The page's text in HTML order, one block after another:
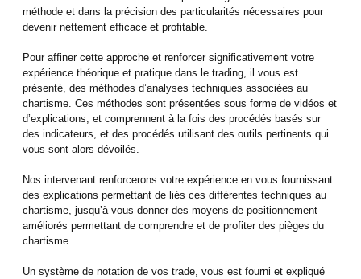
méthode et dans la précision des particularités nécessaires pour
devenir nettement efficace et profitable.
Pour affiner cette approche et renforcer significativement votre
expérience théorique et pratique dans le trading, il vous est
présenté, des méthodes d’analyses techniques associées au
chartisme. Ces méthodes sont présentées sous forme de vidéos et
d’explications, et comprennent à la fois des procédés basés sur
des indicateurs, et des procédés utilisant des outils pertinents qui
vous sont alors dévoilés.
Nos intervenant renforcerons votre expérience en vous fournissant
des explications permettant de liés ces différentes techniques au
chartisme, jusqu’à vous donner des moyens de positionnement
améliorés permettant de comprendre et de profiter des pièges du
chartisme.
Un système de notation de vos trade, vous est fourni et expliqué